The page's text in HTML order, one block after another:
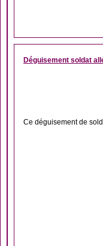
Déguisement soldat
Ce déguisement de